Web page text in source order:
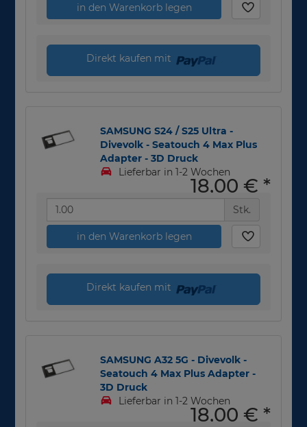
in den Warenkorb legen
Direkt kaufen mit
SAMSUNG S24 / S25 Ultra -
Divevolk - Seatouch 4 Max Plus
Adapter - 3D Druck
Lieferbar in 1-2 Wochen
18,00 € *
Stk.
in den Warenkorb legen
Direkt kaufen mit
SAMSUNG A32 5G - Divevolk -
Seatouch 4 Max Plus Adapter -
3D Druck
Lieferbar in 1-2 Wochen
18,00 € *